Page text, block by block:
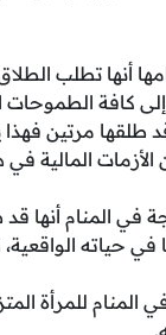
أنها تطلب
كافة الطموحات
طلقها مرتين فهذا
الأزمات المالية
في المنام
في حياته
المنام للمرأة